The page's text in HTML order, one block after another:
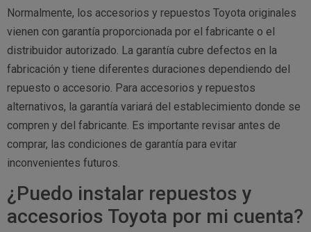
Normalmente, los accesorios y repuestos Toyota originales
vienen con garantía proporcionada por el fabricante o el
distribuidor autorizado. La garantía cubre defectos en la
fabricación y tiene diferentes duraciones dependiendo del
repuesto o accesorio. Para accesorios y repuestos
alternativos, la garantía variará del establecimiento donde se
compren y del fabricante. Es importante revisar antes de
comprar, las condiciones de garantía para evitar
inconvenientes futuros.
¿Puedo instalar repuestos y
accesorios Toyota por mi cuenta?